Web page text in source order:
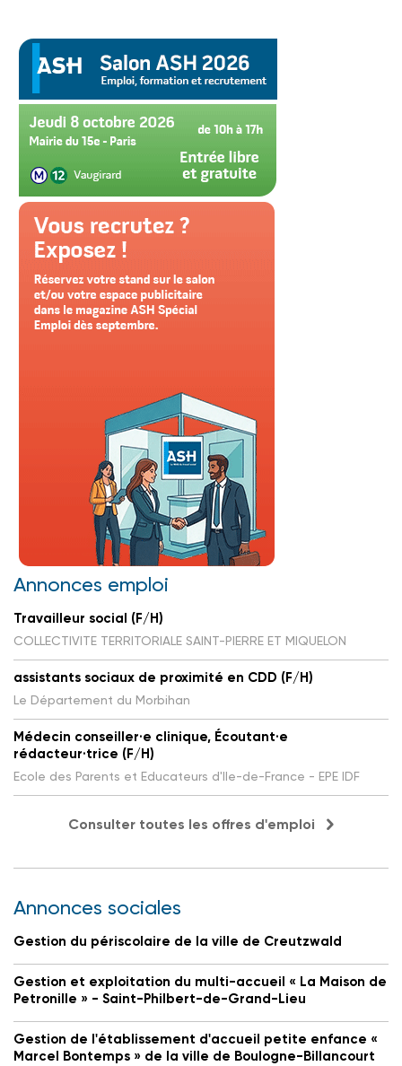
Annonces emploi
Travailleur social (F/H)
COLLECTIVITE TERRITORIALE SAINT-PIERRE ET MIQUELON
assistants sociaux de proximité en CDD (F/H)
Le Département du Morbihan
Médecin conseiller·e clinique, Écoutant·e
rédacteur·trice (F/H)
Ecole des Parents et Educateurs d'Ile-de-France - EPE IDF
Consulter toutes les offres d'emploi
Annonces sociales
Gestion du périscolaire de la ville de Creutzwald
Gestion et exploitation du multi-accueil « La Maison de
Petronille » - Saint-Philbert-de-Grand-Lieu
Gestion de l'établissement d'accueil petite enfance «
Marcel Bontemps » de la ville de Boulogne-Billancourt